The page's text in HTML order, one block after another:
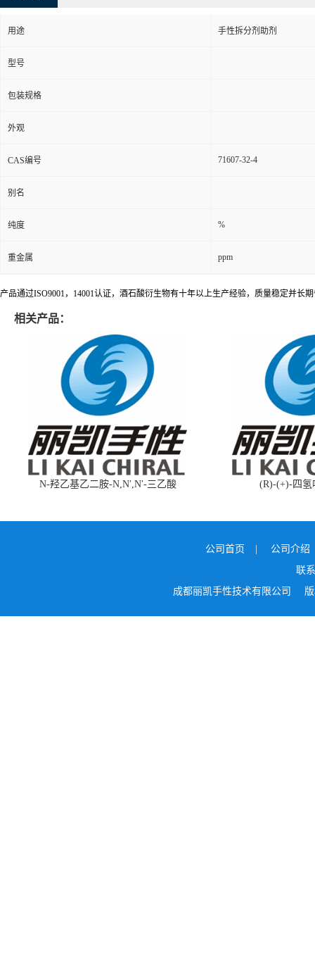
用途 手性拆分剂助剂
型号
包装规格
外观
CAS编号 71607-32-4
别名
纯度 %
重金属 ppm
产品通过ISO9001，14001认证，酒石酸衍生物有十年以上生产经验，质量稳定并长
相关产品：
N-羟乙基乙二胺-N,N′,N′-三乙酸 (R)-(+)-四氢
公司首页
公司介绍
联
成都丽凯手性技术有限公司